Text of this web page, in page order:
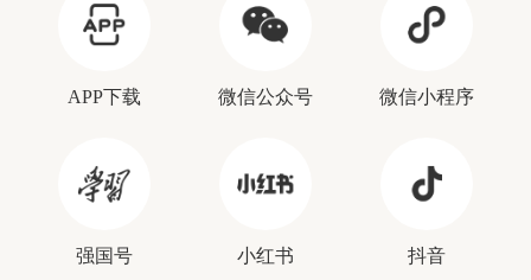
APP下载 微信公众号 微信小程序
强国号 小红书 抖音